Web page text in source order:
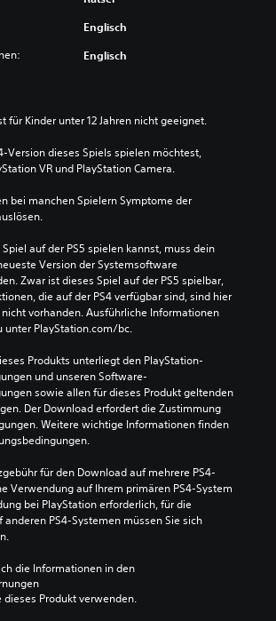
Englisch
Englisch
für Kinder unter 12 Jahren nicht geeignet.
Version dieses Spiels spielen möchtest,
VR und PlayStation Camera.
bei manchen Spielern Symptome der
auf der PS5 spielen kannst, muss dein
Version der Systemsoftware
Zwar ist dieses Spiel auf der PS5 spielbar,
die auf der PS4 verfügbar sind, sind hier
vorhanden. Ausführliche Informationen
unter PlayStation.com/bc.
Produkts unterliegt den PlayStation-
und unseren Software-
sowie allen für dieses Produkt geltenden
Der Download erfordert die Zustimmung
Weitere wichtige Informationen finden
für den Download auf mehrere PS4-
Verwendung auf Ihrem primären PS4-System
bei PlayStation erforderlich, für die
PS4-Systemen müssen Sie sich
die Informationen in den
dieses Produkt verwenden.